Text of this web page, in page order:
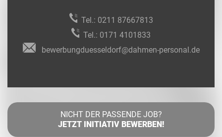
Tel.: 0211 87667813
Tel.: 0171 4101833
bewerbungduesseldorf@dahmen-personal.de
NICHT DER PASSENDE JOB?
JETZT INITIATIV BEWERBEN!